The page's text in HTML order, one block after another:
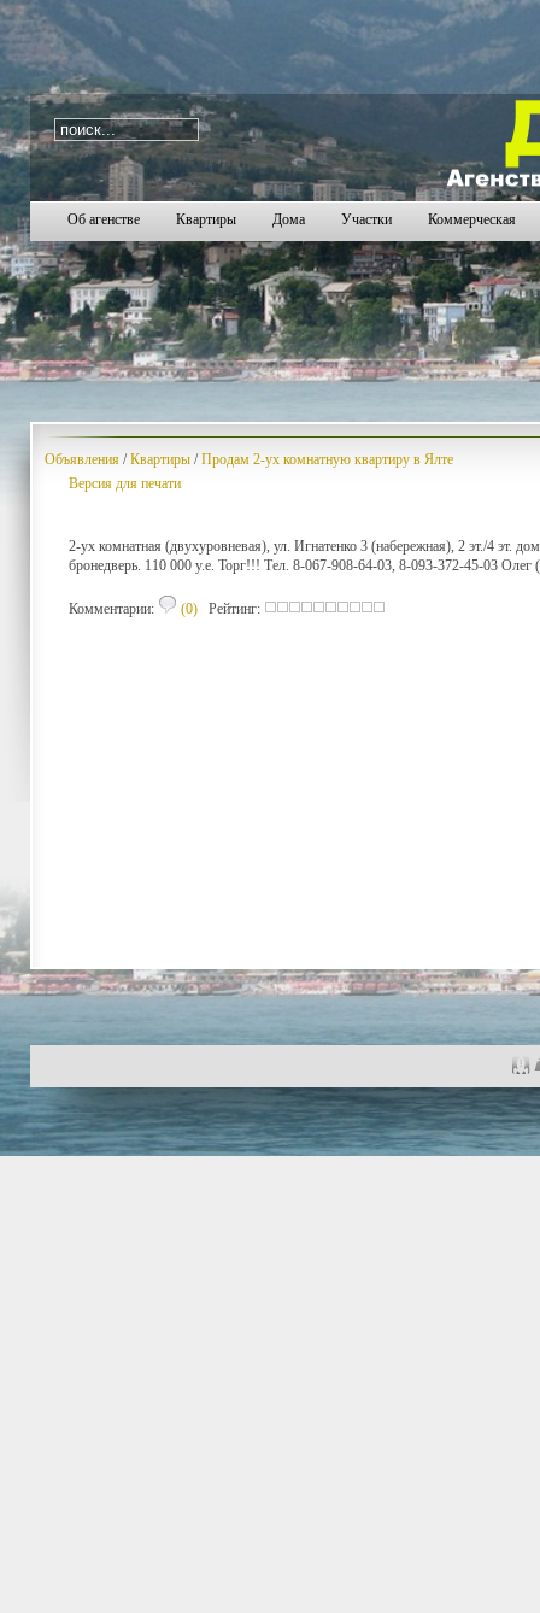
i=148
10231024 1025 1027 1028 1029
Об агенстве Квартиры Дома Участки Коммерческая
Объявления /Квартиры /Продам 2-ух комнатную квартиру в Ялте
Версия для печати
2-ух комнатная (двухуровневая), ул. Игнатенко 3 (набережная), 2 эт./4 эт.
бронедверь. 110 000 у.е. Торг!!! Тел. 8-067-908-64-03, 8-093-372-45-03 Олег
Комментарии: (0) Рейтинг: